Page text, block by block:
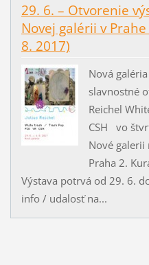
29. 6. – Otvorenie
Novej galérii v
8. 2017)
Nová
slavnostné
Reichel
CSH vo
Nové galerii
Praha 2.
Výstava potrvá od 29. 6.
info / udalosť na...